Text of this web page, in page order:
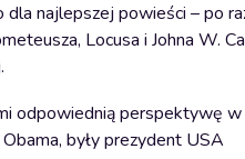
najlepszej powieści – po
Locusa i Johna W.
odpowiednią perspektywę
były prezydent USA